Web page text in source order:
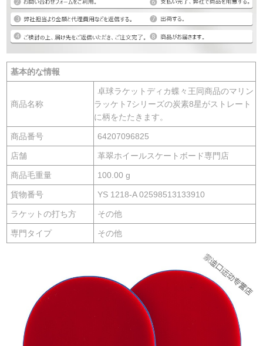
基本的な情報
商品名称
卓球ラケットディカ蝶々王同商品のマリン
ラッケト7シリーズの炭素8星がストレート
に柄をたたきます。
商品番号 64207096825
店舗 革翠ホイールスケートボード専門店
商品毛重量 100.00 g
貨物番号 YS 1218-A 02598513133910
ラケットの打ち方 その他
専門タイプ その他